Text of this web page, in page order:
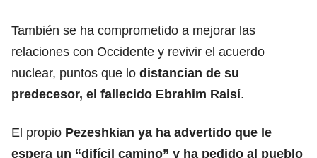
También se ha comprometido a mejorar las
relaciones con Occidente y revivir el acuerdo
nuclear, puntos que lo distancian de su
predecesor, el fallecido Ebrahim Raisí.
El propio Pezeshkian ya ha advertido que le
espera un “difícil camino” y ha pedido al pueblo